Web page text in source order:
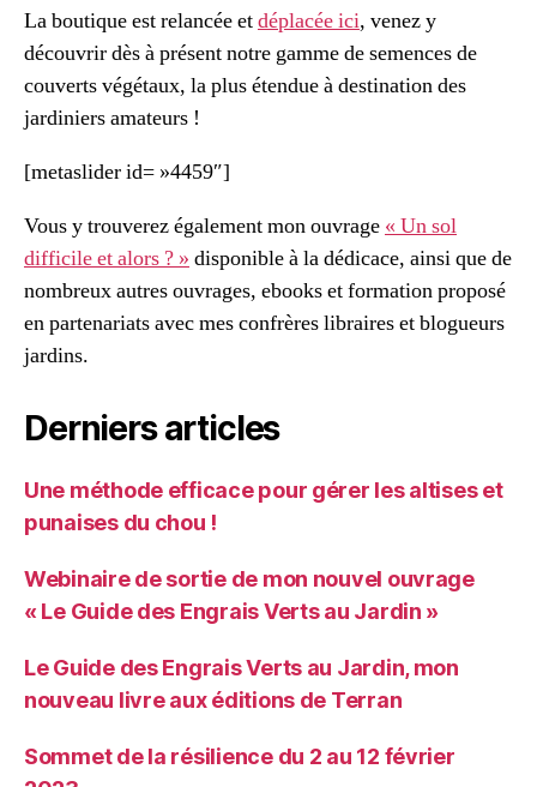
La boutique est relancée etdéplacée ici, venez y
découvrir dès à présent notre gamme de semences de
couverts végétaux, la plus étendue à destination des
jardiniers amateurs !
[metaslider id= »4459″]
Vous y trouverez également mon ouvrage « Un sol
difficile et alors ? » disponible à la dédicace, ainsi que de
nombreux autres ouvrages, ebooks et formation proposé
en partenariats avec mes confrères libraires et blogueurs
jardins.
Derniers articles
Une méthode efficace pour gérer les altises et
punaises du chou !
Webinaire de sortie de mon nouvel ouvrage
« Le Guide des Engrais Verts au Jardin »
Le Guide des Engrais Verts au Jardin, mon
nouveau livre aux éditions de Terran
Sommet de la résilience du 2 au 12 février